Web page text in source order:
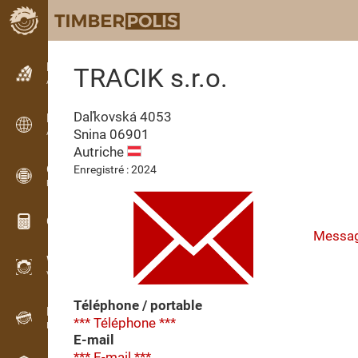
Petites annonces
Annonces texte
Petites annonces
Annonces internationales
OPTI-TIMB
Plans de débit
Calculateurs pour le bois
WoodProfi
Volume de bois avec IA
Enregistreur
Inventaire du bois sur le terrain
TRACIK s.r.o.
Daľkovská 4053
Snina 06901
Autriche
Enregistré : 2024
Téléphone / portable
*** Téléphone ***
E-mail